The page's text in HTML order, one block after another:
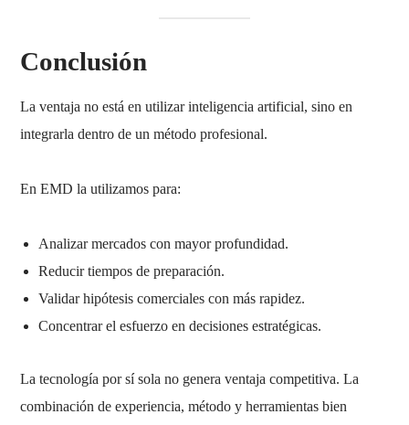
Conclusión
La ventaja no está en utilizar inteligencia artificial, sino en
integrarla dentro de un método profesional.
En EMD la utilizamos para:
Analizar mercados con mayor profundidad.
Reducir tiempos de preparación.
Validar hipótesis comerciales con más rapidez.
Concentrar el esfuerzo en decisiones estratégicas.
La tecnología por sí sola no genera ventaja competitiva. La
combinación de experiencia, método y herramientas bien